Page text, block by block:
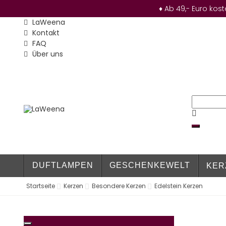
♦ Ab 49,- Euro
LaWeena
Kontakt
FAQ
Über uns
DUFTLAMPEN GESCHENKEWELT
Startseite Kerzen Besondere Kerzen Edelstein Kerzen